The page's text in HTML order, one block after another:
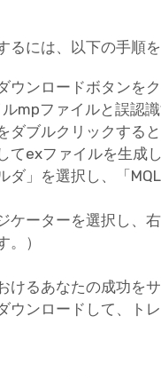
には、以下の手順を
ウンロードボタンを
mpファイルと誤認識
ブルクリックする
てexファイルを生成し
」を選択し、「
ケーターを選択し、
）
るあなたの成功を
ンロードして、ト